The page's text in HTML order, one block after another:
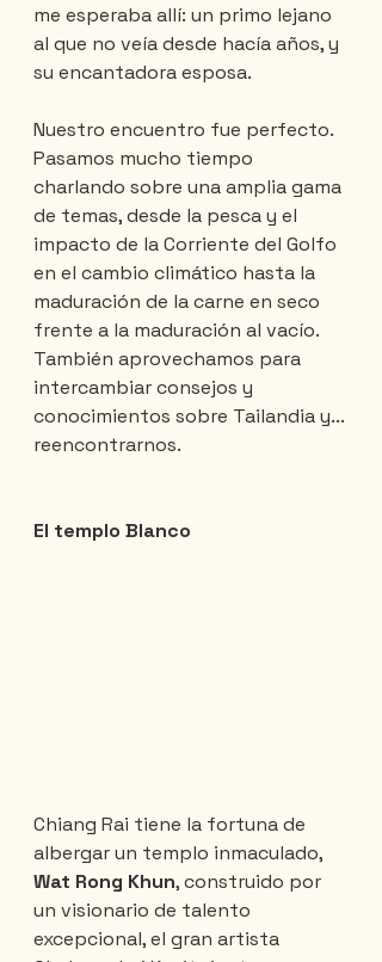
me esperaba allí: un primo lejano
al que no veía desde hacía años, y
su encantadora esposa.
Nuestro encuentro fue perfecto.
Pasamos mucho tiempo
charlando sobre una amplia gama
de temas, desde la pesca y el
impacto de la Corriente del Golfo
en el cambio climático hasta la
maduración de la carne en seco
frente a la maduración al vacío.
También aprovechamos para
intercambiar consejos y
conocimientos sobre Tailandia y...
reencontrarnos.
El templo Blanco
Chiang Rai tiene la fortuna de
albergar un templo inmaculado,
Wat Rong Khun, construido por
un visionario de talento
excepcional, el gran artista